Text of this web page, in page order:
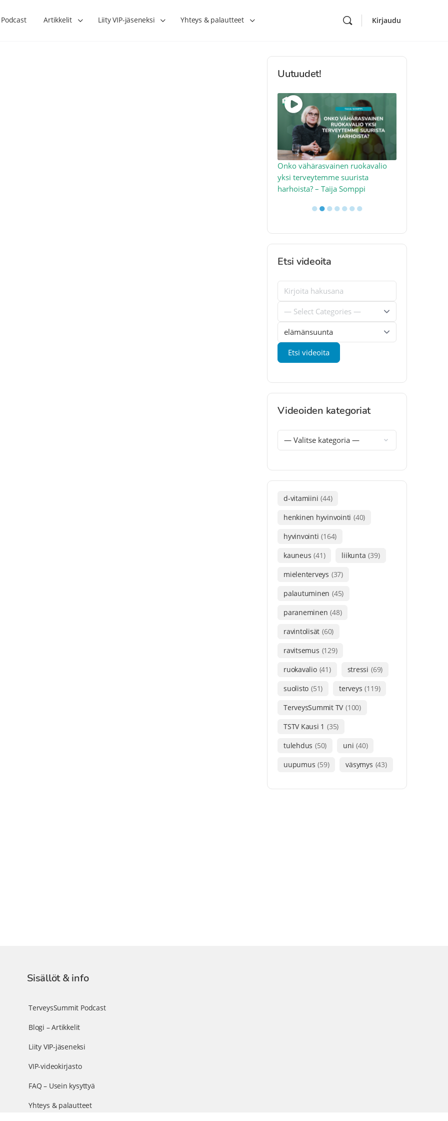
Podcast Artikkelit Liity VIP-jäseneksi Yhteys & palautteet Kirjaudu
Uutuudet!
Onko vähärasvainen ruokavalio
yksi terveytemme suurista
harhoista? – Taija Somppi
●●●●●●●
Etsi videoita
Videoiden kategoriat
d-vitamiini (44)
henkinen hyvinvointi (40)
hyvinvointi (164)
kauneus (41) liikunta (39)
mielenterveys (37)
palautuminen (45)
paraneminen (48)
ravintolisät (60)
ravitsemus (129)
ruokavalio (41) stressi (69)
suolisto (51) terveys (119)
TerveysSummit TV (100)
TSTV Kausi 1 (35)
tulehdus (50) uni (40)
uupumus (59) väsymys (43)
Sisällöt & info
TerveysSummit Podcast
Blogi – Artikkelit
Liity VIP-jäseneksi
VIP-videokirjasto
FAQ – Usein kysyttyä
Yhteys & palautteet